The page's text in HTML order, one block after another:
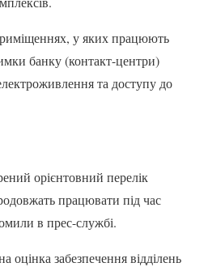
у яких працюють
банку (контакт-центри)
та доступу до
орієнтовний перелік
працювати під час
в прес-службі.
оцінка забезпечення відділень